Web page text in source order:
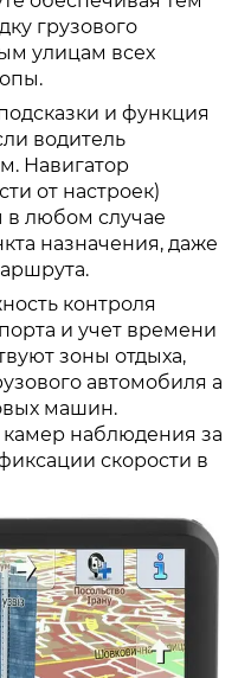
грузового
улицам всех
и функция
водитель
Навигатор
от настроек)
любом случае
назначения, даже
контроля
и учет времени
зоны отдыха,
автомобиля а
машин.
наблюдения за
скорости в